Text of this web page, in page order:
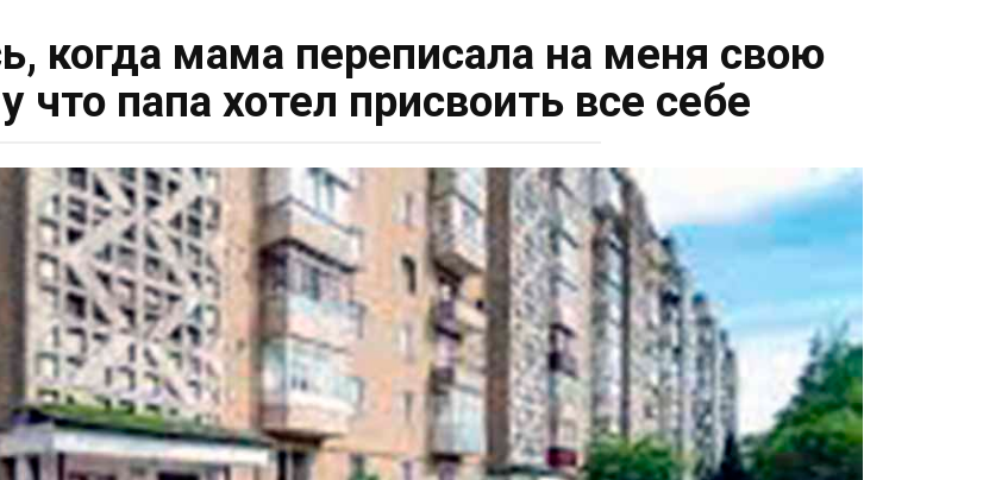
когда мама переписала на меня свою
что папа хотел присвоить все себе